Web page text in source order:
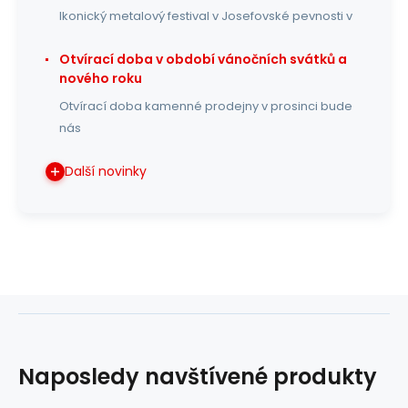
Ikonický metalový festival v Josefovské pevnosti v
Otvírací doba v období vánočních svátků a
nového roku
Otvírací doba kamenné prodejny v prosinci bude
nás
Další novinky
Naposledy navštívené produkty